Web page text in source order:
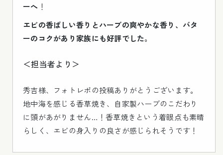
ーへ ！
エビの香ばしい香りとハーブの爽やかな香り、バタ
ーのコクがあり家族にも好評でした。
＜担当者より＞
秀吉様、フォトレポの投稿ありがとうございます。
地中海を感じる香草焼き、自家製ハーブのこだわり
に頭があがりません…！香草焼きという着眼点も素晴
らしく、エビの身入りの良さが感じられそうです！